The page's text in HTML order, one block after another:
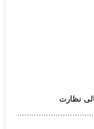
نظارت